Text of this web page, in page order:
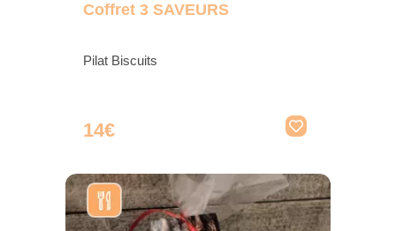
Coffret 3 SAVEURS
Pilat Biscuits
14€